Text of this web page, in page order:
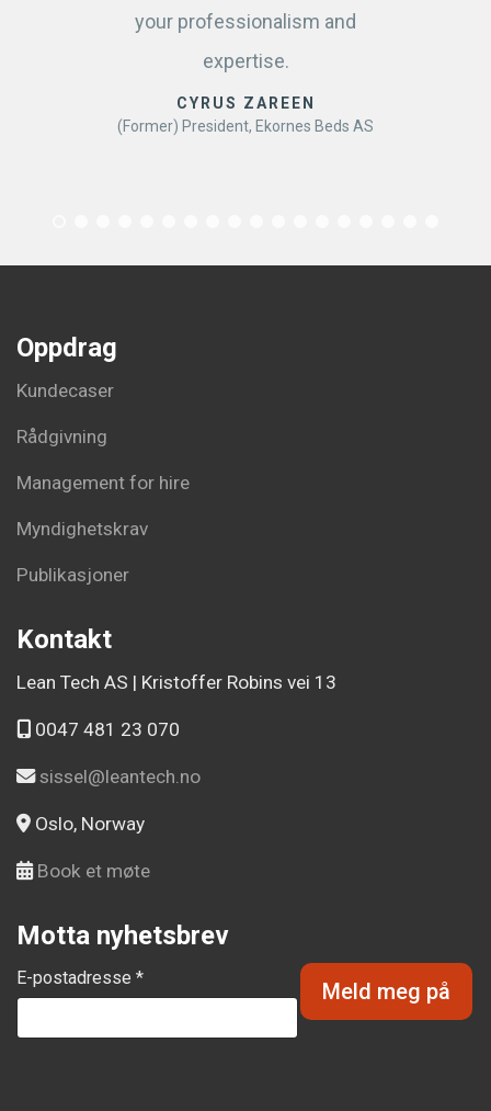
your professionalism and
expertise.
CYRUS ZAREEN
(Former) President, Ekornes Beds AS
Oppdrag
Kundecaser
Rådgivning
Management for hire
Myndighetskrav
Publikasjoner
Kontakt
Lean Tech AS | Kristoffer Robins vei 13
0047 481 23 070
sissel@leantech.no
Oslo, Norway
Book et møte
Motta nyhetsbrev
E-postadresse *